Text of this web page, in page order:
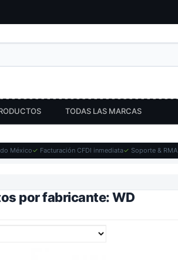
México✓ Facturación CFDI inmediata✓ Soporte & RMA
TODAS LAS MARCAS
por fabricante: WD